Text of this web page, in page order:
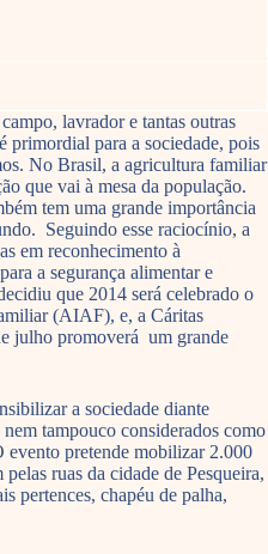
lavrador e tantas outras
primordial para a sociedade, pois
No Brasil, a agricultura familiar
que vai à mesa da população.
tem uma grande importância
Seguindo esse raciocínio, a
em reconhecimento à
a segurança alimentar e
que 2014 será celebrado o
(AIAF), e, a Cáritas
julho promoverá um grande
a sociedade diante
tampouco considerados como
evento pretende mobilizar 2.000
ruas da cidade de Pesqueira,
pertences, chapéu de palha,